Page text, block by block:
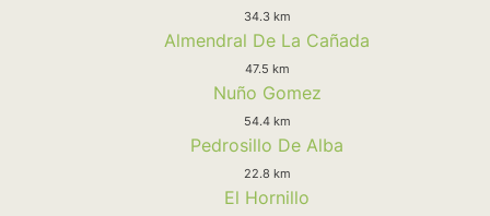
34.3 km
Almendral De La Cañada
47.5 km
Nuño Gomez
54.4 km
Pedrosillo De Alba
22.8 km
El Hornillo